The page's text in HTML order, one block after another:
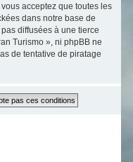
acceptez que toutes les
dans notre base de
diffusées à une tierce
Turismo », ni phpBB ne
de tentative de piratage